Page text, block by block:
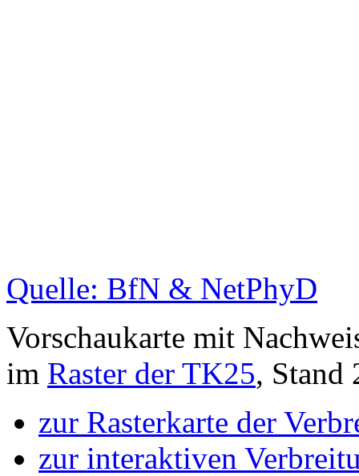
Quelle: BfN & NetPhyD
Vorschaukarte mit
im Raster der TK25, Stand
zur Rasterkarte der
zur interaktiven